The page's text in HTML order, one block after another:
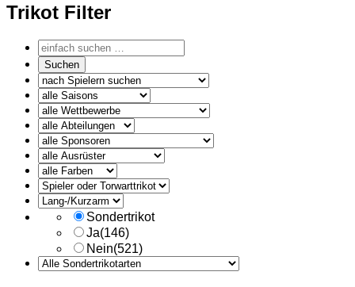
Trikot Filter
alle
Ausruester
Sondertrikot
Ja(146)
Nein(521)